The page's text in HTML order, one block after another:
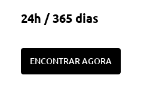
24h / 365 dias
ENCONTRAR AGORA